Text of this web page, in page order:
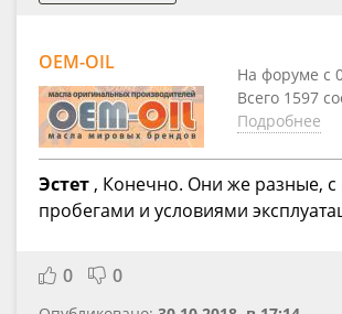
OEM-OIL
На форуме с
Всего 1597
Подробнее
Эстет , Конечно. Они же разные,
пробегами и условиями
0 0